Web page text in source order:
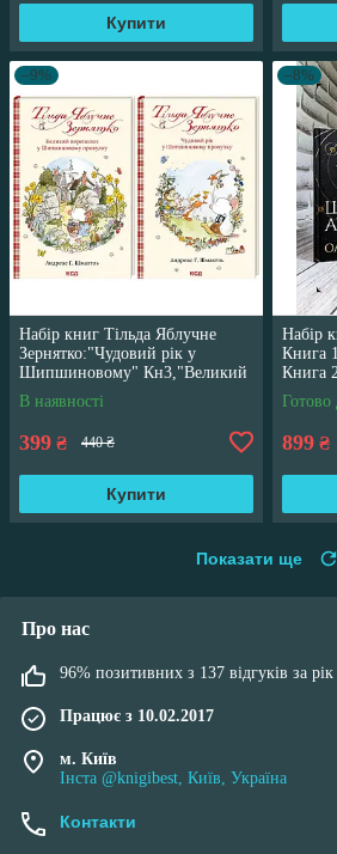
Купити
–9%
Набір книг Тільда Яблучне
Зернятко:"Чудовий рік у
Шипшиновому" Кн3,"Великий
переполох" Кн 4
В наявності
399 ₴ 440 ₴
Купити
–8%
Набір
Книга
Книга
Готово
899 ₴
Показати ще
Про нас
96% позитивних з 137 відгуків за рік
Працює з 10.02.2017
м. Київ
Інста @knigibest, Київ, Україна
Контакти